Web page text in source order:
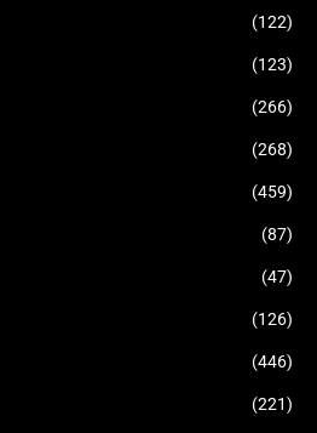
(122)
(123)
(266)
(268)
(459)
(87)
(47)
(126)
(446)
(221)